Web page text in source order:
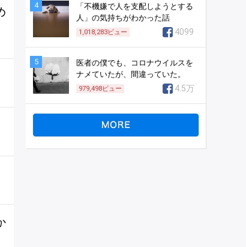
4
「不機嫌で人を支配しようとする
人」の気持ちがわかった話
1,018,283ビュー 4099
5
医者の僕でも、コロナウイルスを
ナメていたが、間違っていた。
979,498ビュー 4.5万